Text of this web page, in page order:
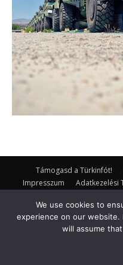
Támogasd a Türkinfót!
Impresszum
Adatkezelési
©
We use cookies to
experience on our
will assume